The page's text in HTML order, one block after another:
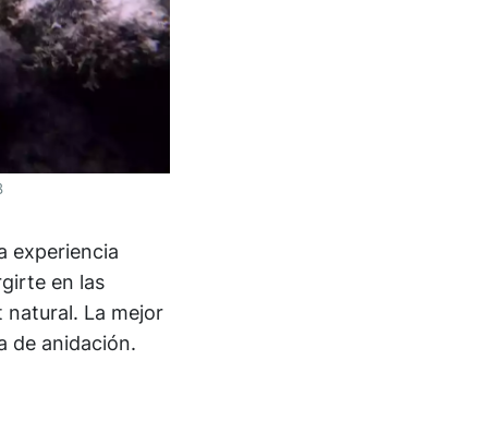
experiencia
en las
natural. La mejor
de anidación.